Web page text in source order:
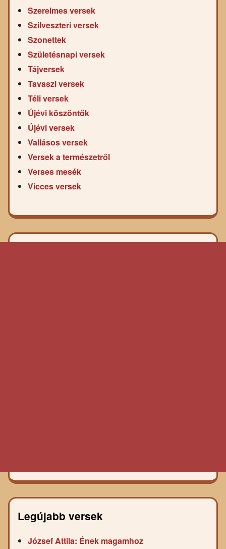
Szerelmes versek
Szilveszteri versek
Szonettek
Születésnapi versek
Tájversek
Tavaszi versek
Téli versek
Újévi köszöntők
Újévi versek
Vallásos versek
Versek a természetről
Verses mesék
Vicces versek
Legújabb versek
József Attila: Ének magamhoz